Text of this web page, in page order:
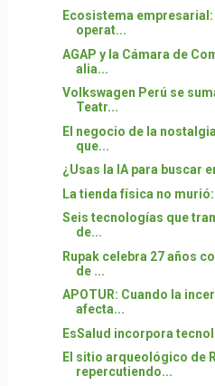
Ecosistema
operat...
AGAP y la Cámara de
alia...
Volkswagen Perú se
Teatr...
El negocio de la
que...
¿Usas la IA para buscar
La tienda física no
Seis tecnologías que
de...
Rupak celebra 27 años
de ...
APOTUR: Cuando la
afecta...
EsSalud incorpora
El sitio arqueológico de
repercutiendo...